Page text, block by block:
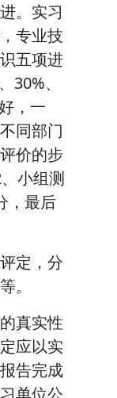
。实习
专业技
五项进
30%、
，一
同部门
价的步
小组测
，最后
定，分
。
真实性
应以实
告完成